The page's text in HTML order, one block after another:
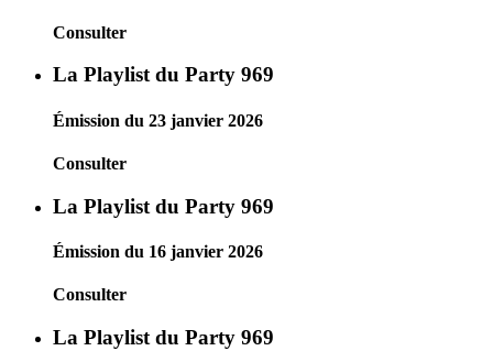
Consulter
La Playlist du Party 969
Émission du 23 janvier 2026
Consulter
La Playlist du Party 969
Émission du 16 janvier 2026
Consulter
La Playlist du Party 969